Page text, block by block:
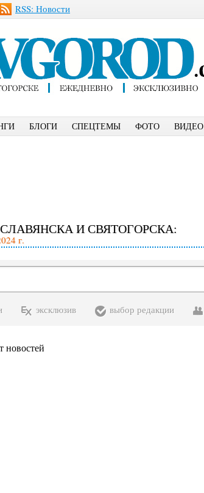
RSS: Новости
БЛОГИ СПЕЦТЕМЫ ФОТО ВИДЕО
И СВЯТОГОРСКА:
г.
эксклюзив выбор редакции
новостей